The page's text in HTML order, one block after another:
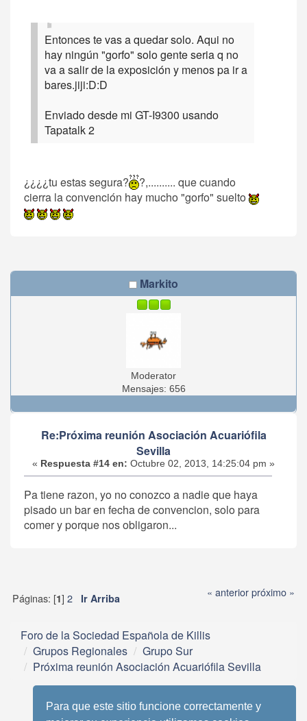
Para que este sitio funcione correctamente y
Entonces te vas a quedar solo. Aqui no
hay ningún "gorfo" solo gente seria q no
va a salir de la exposición y menos pa ir a
bares.jiji:D:D
Enviado desde mi GT-I9300 usando
Tapatalk 2
¿¿¿¿tu estas segura?
?,.......... que cuando
cierra la convención hay mucho "gorfo" suelto
Markito
Moderator
Mensajes: 656
Re:Próxima reunión Asociación Acuariófila
Sevilla
« Respuesta #14 en: Octubre 02, 2013, 14:25:04 pm »
Pa tiene razon, yo no conozco a nadie que haya
pisado un bar en fecha de convencion, solo para
comer y porque nos obligaron...
Páginas: [1] 2 Ir Arriba « anteriorpróximo »
Foro de la Sociedad Española de Killis
Grupos Regionales
Grupo Sur
Próxima reunión Asociación Acuariófila Sevilla